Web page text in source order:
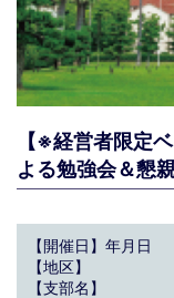
【※経営者限定
よる勉強会＆懇
【開催日】年月日
【地区】
【支部名】